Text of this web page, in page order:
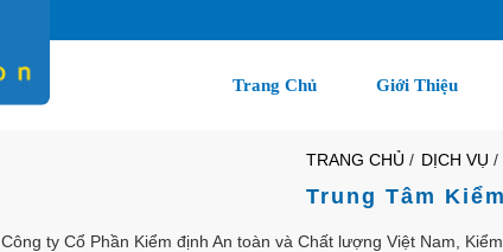
Trang Chủ Giới Thiệu
TRANG CHỦ / DỊCH VỤ /
Trung Tâm
Công ty Cổ Phần Kiểm định An toàn và Chất lượng Việt Nam,